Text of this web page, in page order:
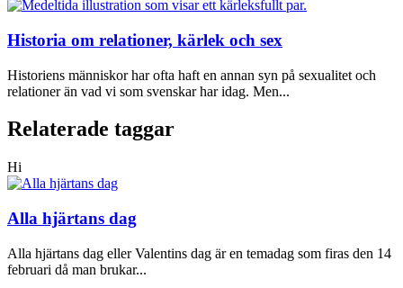
Historia om relationer, kärlek och sex
Historiens människor har ofta haft en annan syn på sexualitet och
relationer än vad vi som svenskar har idag. Men...
Relaterade taggar
Hi
Alla hjärtans dag
Alla hjärtans dag eller Valentins dag är en temadag som firas den 14
februari då man brukar...